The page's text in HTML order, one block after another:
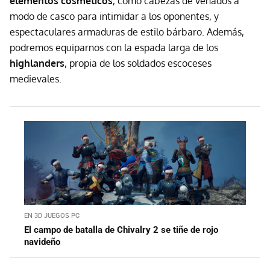
modo de casco para intimidar a los oponentes, y
espectaculares armaduras de estilo bárbaro. Además,
podremos equiparnos con la espada larga de los
highlanders, propia de los soldados escoceses
medievales.
EN 3D JUEGOS PC
El campo de batalla de Chivalry 2 se tiñe de rojo
navideño